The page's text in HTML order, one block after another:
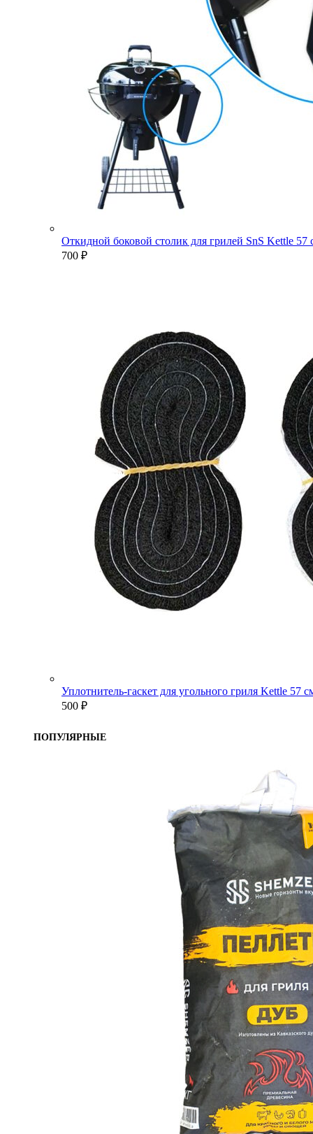
Откидной боковой столик для грилей SnS Kettle 57
700 ₽
Уплотнитель-гаскет для угольного гриля Kettle 57
500 ₽
ПОПУЛЯРНЫЕ